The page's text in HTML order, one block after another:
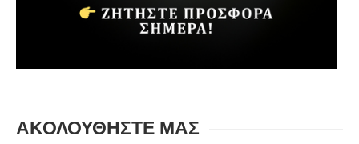
ΑΚΟΛΟΥΘΗΣΤΕ ΜΑΣ